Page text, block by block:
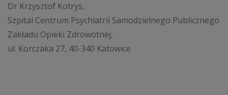
Dr Krzysztof Kotrys,
Szpital Centrum Psychiatrii Samodzielnego Publicznego
Zakładu Opieki Zdrowotnej,
ul. Korczaka 27, 40-340 Katowice